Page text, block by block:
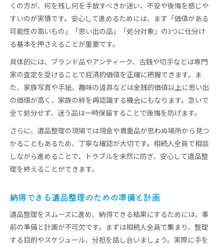
くの方が、何を残し何を手放すべきか迷い、不安や後悔を感じや
すいのが実情です。安心して進めるためには、まず「価値がある
可能性の高いもの」「思い出の品」「処分対象」の3つに仕分け
る基本を押さえることが重要です。
具体的には、ブランド品やアンティーク、古銭や切手などは専門
家の査定を受けることで経済的価値を正確に把握できます。ま
た、家族写真や手紙、趣味の道具などは金銭的価値以上に思い出
の価値が高く、家族の絆を再認識する機会にもなります。急いで
全て処分せず、迷う品は一時保留することで後悔を防げます。
さらに、遺品整理の現場では現金や貴重品が思わぬ場所から見つ
かることもあるため、丁寧な確認が大切です。相続人全員で相談
しながら進めることで、トラブルを未然に防ぎ、安心して遺品整
理を終えることができます。
納得できる遺品整理のための準備と計画
遺品整理をスムーズに進め、納得できる結果にするためには、事
前の準備と計画が不可欠です。まずは相続人全員で集まり、整理
する目的やスケジュール、分担を話し合いましょう。実際に手を